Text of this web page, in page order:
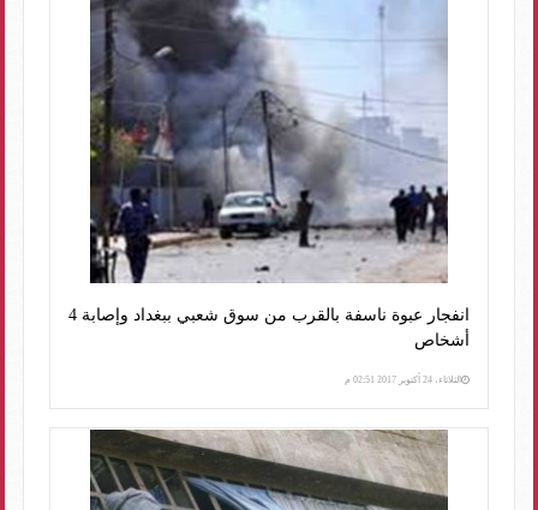
انفجار عبوة ناسفة بالقرب من سوق شعبي ببغداد وإصابة 4
أشخاص
الثلاثاء، 24 أكتوبر 2017 02:51 م